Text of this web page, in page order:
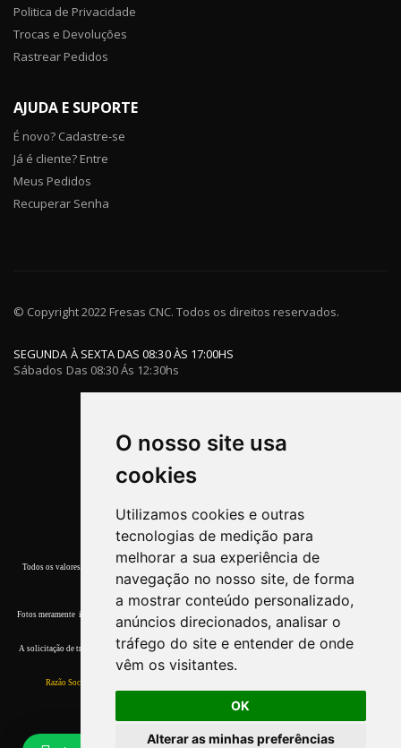
O nosso site usa
cookies
Utilizamos cookies e outras
tecnologias de medição para
melhorar a sua experiência de
navegação no nosso site, de forma
a mostrar conteúdo personalizado,
anúncios direcionados, analisar o
tráfego do site e entender de onde
vêm os visitantes.
OK
Alterar as minhas preferências
Politica de Privacidade
Trocas e Devoluções
Rastrear Pedidos
AJUDA E SUPORTE
É novo? Cadastre-se
Já é cliente? Entre
Meus Pedidos
Recuperar Senha
© Copyright 2022 Fresas CNC. Todos os direitos reservados.
SEGUNDA À SEXTA DAS 08:30 ÀS 17:00HS
Sábados Das 08:30 Ás 12:30hs
Todos os valores, promoções e condições de pagamento deste site referem-se apenas a compras efetuadas
nesta Loja Virtual.
Fotos meramente ilustrativas. Garantia de entrega dos produtos terminar o estoque. Quaisquer dúvidas, por
A solicitação de troca devera ser comunicada aoAtendimento em até 7 (sete) dias corridos, a contar da data
do recebimento.
Razão Social: